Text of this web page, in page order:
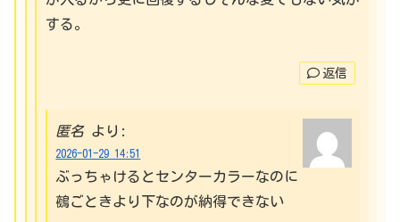
する。
返信
匿名 より:
2026-01-29 14:51
ぶっちゃけるとセンターカラーなのに
鵺ごときより下なのが納得できない